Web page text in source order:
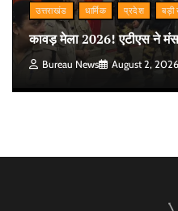
उत्तराखंड धार्मिक प्रदेश बड़ी
कावड़ मेला 2026! एटीएस ने
Bureau News August 2, 2026